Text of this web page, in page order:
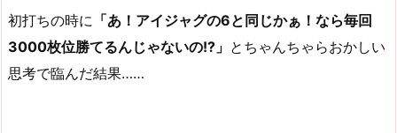
初打ちの時に 「あ！アイジャグの6と同じかぁ！なら毎回
3000枚位勝てるんじゃないの!?」 とちゃんちゃらおかしい
思考で臨んだ結果……